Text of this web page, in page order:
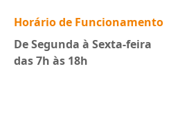
De Segunda à Sexta-feira
das 7h às 18h